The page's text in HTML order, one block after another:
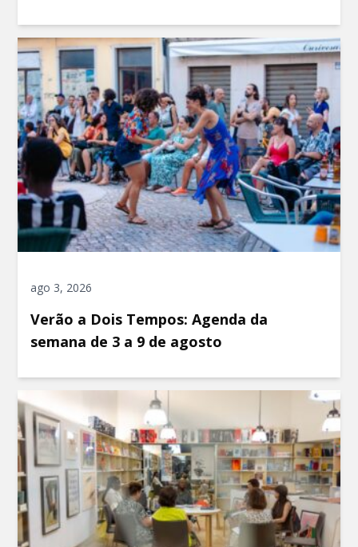
ago 3, 2026
Verão a Dois Tempos: Agenda da
semana de 3 a 9 de agosto